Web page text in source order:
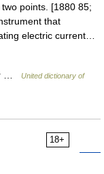
points. [1880 85;
that
electric current…
…
United dictionary of
18+